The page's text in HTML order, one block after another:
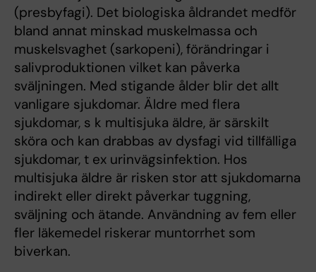
(presbyfagi). Det biologiska åldrandet medför
bland annat minskad muskelmassa och
muskelsvaghet (sarkopeni), förändringar i
salivproduktionen vilket kan påverka
sväljningen. Med stigande ålder blir det allt
vanligare sjukdomar. Äldre med flera
sjukdomar, s k multisjuka äldre, är särskilt
sköra och kan drabbas av dysfagi vid tillfälliga
sjukdomar, t ex urinvägsinfektion. Hos
multisjuka äldre är risken stor att sjukdomarna
indirekt eller direkt påverkar tuggning,
sväljning och ätande. Användning av fem eller
fler läkemedel riskerar muntorrhet som
biverkan.